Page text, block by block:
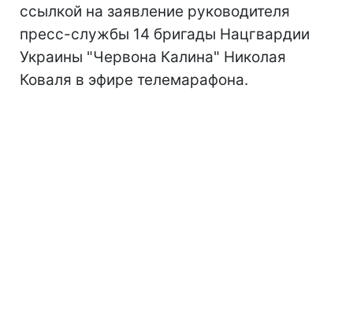
ссылкой на заявление руководителя
пресс-службы 14 бригады Нацгвардии
Украины "Червона Калина" Николая
Коваля в эфире телемарафона.